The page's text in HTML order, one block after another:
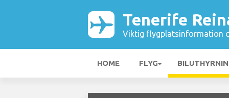
Tenerife
Viktig flygplatsinformation
HOME FLYG